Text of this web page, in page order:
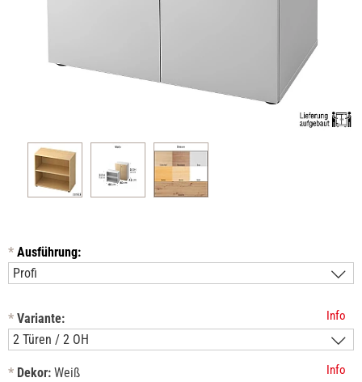
* Ausführung:
* Variante: Info
* Dekor: Weiß Info